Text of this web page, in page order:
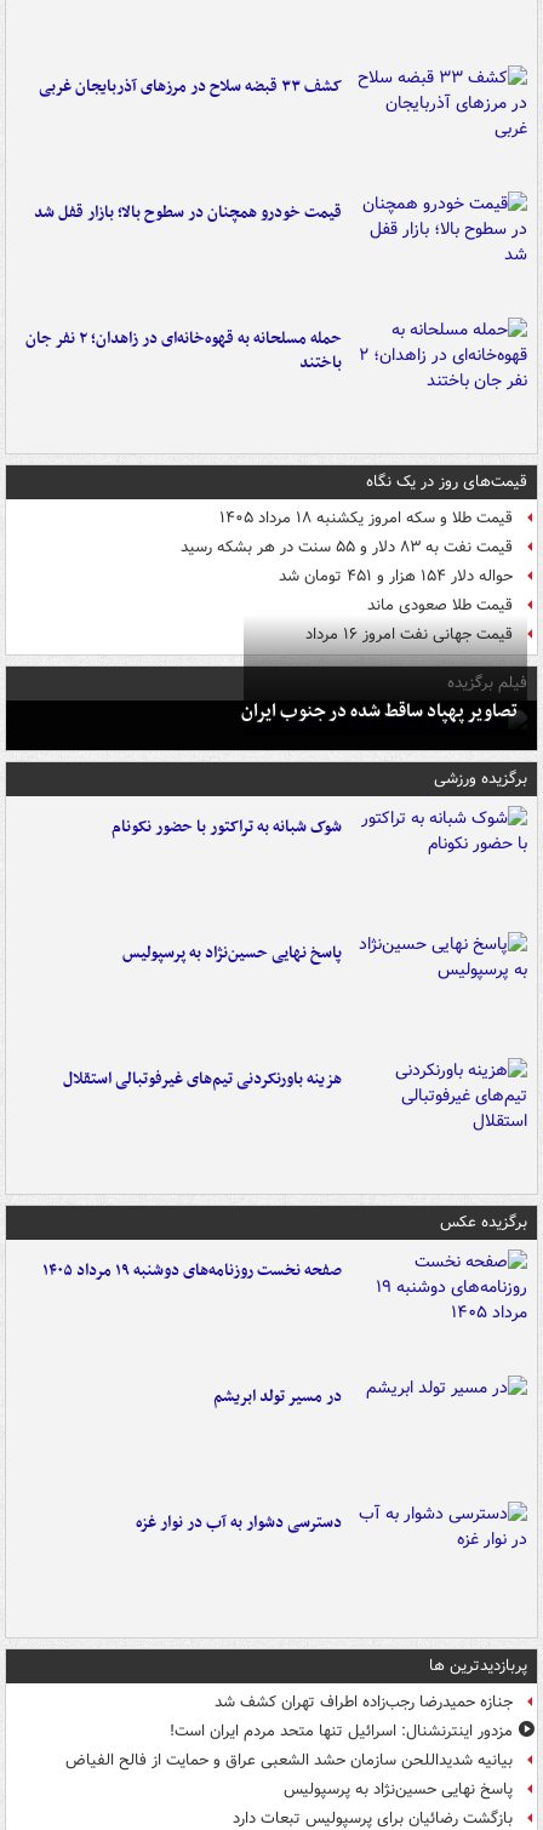
کشف ۳۳ قبضه سلاح در مرزهای آذربایجان غربی
قیمت خودرو همچنان در سطوح بالا؛ بازار قفل شد
حمله مسلحانه به قهوه‌خانه‌ای در زاهدان؛ ۲ نفر جان
باختند
قیمت‌های روز در یک نگاه
قیمت طلا و سکه امروز یکشنبه ۱۸ مرداد ۱۴۰۵
قیمت نفت به ۸۳ دلار و ۵۵ سنت در هر بشکه رسید
حواله دلار ۱۵۴ هزار و ۴۵۱ تومان شد
قیمت طلا صعودی ماند
قیمت جهانی نفت امروز ۱۶ مرداد
فیلم برگزیده
تصاویر پهپاد ساقط شده در جنوب ایران
برگزیده ورزشی
شوک شبانه به تراکتور با حضور نکونام
پاسخ نهایی حسین‌نژاد به پرسپولیس
هزینه باورنکردنی تیم‌های غیرفوتبالی استقلال
برگزیده عکس
صفحه نخست روزنامه‌های دوشنبه ۱۹ مرداد ۱۴۰۵
در مسیر تولد ابریشم
دسترسی دشوار به آب در نوار غزه
پربازدیدترین ها
جنازه حمیدرضا رجب‌زاده اطراف تهران کشف شد
مزدور اینترنشنال: اسرائیل تنها متحد مردم ایران است!
بیانیه شدیداللحن سازمان حشد الشعبی عراق و حمایت از فالح الفیاض
پاسخ نهایی حسین‌نژاد به پرسپولیس
بازگشت رضائیان برای پرسپولیس تبعات دارد